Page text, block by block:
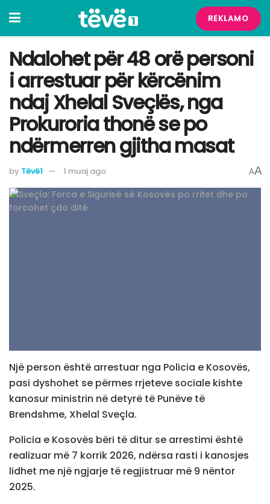
REKLAMO
Ndalohet për 48 orë personi
i arrestuar për kërcënim
ndaj Xhelal Sveçlës, nga
Prokuroria thonë se po
ndërmerren gjitha masat
by Tëvë1 1 muaj ago AA
Një person është arrestuar nga Policia e Kosovës,
pasi dyshohet se përmes rrjeteve sociale kishte
kanosur ministrin në detyrë të Punëve të
Brendshme, Xhelal Sveçla.
Policia e Kosovës bëri të ditur se arrestimi është
realizuar më 7 korrik 2026, ndërsa rasti i kanosjes
lidhet me një ngjarje të regjistruar më 9 nëntor
2025.